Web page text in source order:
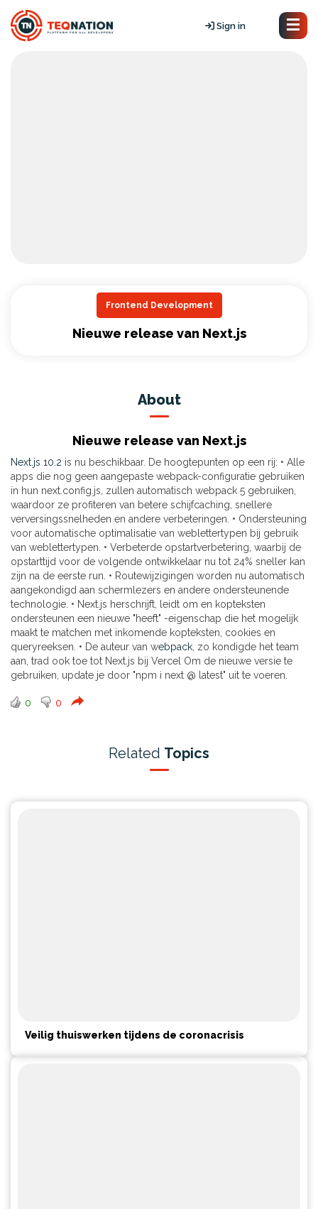
Sign in
Frontend Development
Nieuwe release van Next.js
About
Nieuwe release van Next.js
Next.js 10.2 is nu beschikbaar. De hoogtepunten op een rij: • Alle
apps die nog geen aangepaste webpack-configuratie gebruiken
in hun next.config.js, zullen automatisch webpack 5 gebruiken,
waardoor ze profiteren van betere schijfcaching, snellere
verversingssnelheden en andere verbeteringen. • Ondersteuning
voor automatische optimalisatie van weblettertypen bij gebruik
van weblettertypen. • Verbeterde opstartverbetering, waarbij de
opstarttijd voor de volgende ontwikkelaar nu tot 24% sneller kan
zijn na de eerste run. • Routewijzigingen worden nu automatisch
aangekondigd aan schermlezers en andere ondersteunende
technologie. • Next.js herschrijft, leidt om en kopteksten
ondersteunen een nieuwe "heeft" -eigenschap die het mogelijk
maakt te matchen met inkomende kopteksten, cookies en
queryreeksen. • De auteur van webpack, zo kondigde het team
aan, trad ook toe tot Next.js bij Vercel Om de nieuwe versie te
gebruiken, update je door "npm i next @ latest" uit te voeren.
0 0
Related Topics
Veilig thuiswerken tijdens de coronacrisis